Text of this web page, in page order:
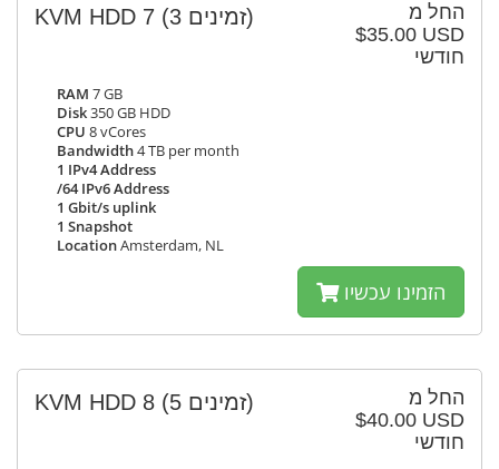
החל מ
$35.00 USD
חודשי
KVM HDD 7 (3 זמינים)
RAM 7 GB
Disk350 GB HDD
CPU 8 vCores
Bandwidth4 TB per month
1 IPv4 Address
/64 IPv6 Address
1 Gbit/s uplink
1 Snapshot
LocationAmsterdam, NL
הזמינו עכשיו
החל מ
$40.00 USD
חודשי
KVM HDD 8 (5 זמינים)